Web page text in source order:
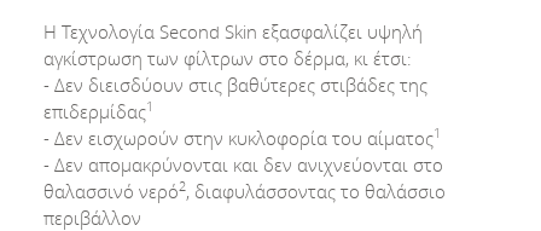
Η Τεχνολογία Second Skin εξασφαλίζει υψηλή
αγκίστρωση των φίλτρων στο δέρμα, κι έτσι:
- Δεν διεισδύουν στις βαθύτερες στιβάδες της
επιδερμίδας1
- Δεν εισχωρούν στην κυκλοφορία του αίματος1
- Δεν απομακρύνονται και δεν ανιχνεύονται στο
θαλασσινό νερό2, διαφυλάσσοντας το θαλάσσιο
περιβάλλον